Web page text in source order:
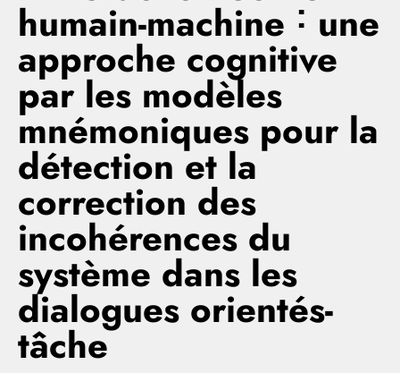
humain-machine ˸ une
approche cognitive
par les modèles
mnémoniques pour la
détection et la
correction des
incohérences du
système dans les
dialogues orientés-
tâche